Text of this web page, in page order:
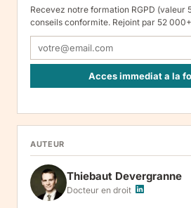
Recevez notre formation RGPD (valeur
conseils conformite. Rejoint par 52
Acces immediat a la
05120, Lituanie. Finalite : inscription a
de nos communications. Base legale :
(hebergement), Amazon SES (envoi des
jusqu'a desinscription. Droits : acces,
limitation, opposition, portabilite --
Reclamation :.
AUTEUR
Thiebaut Devergranne
Docteur en droit